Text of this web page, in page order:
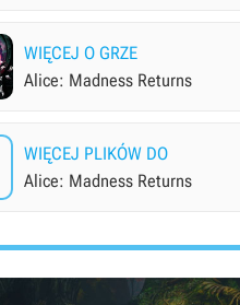
WIĘCEJ O GRZE
Alice: Madness Returns
WIĘCEJ PLIKÓW DO
Alice: Madness Returns